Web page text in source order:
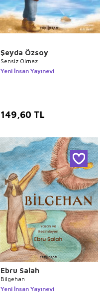
Şeyda Özsoy
Sensiz Olmaz
Yeni İnsan Yayınevi
149,60 TL
Ebru Salah
Bilgehan
Yeni İnsan Yayınevi